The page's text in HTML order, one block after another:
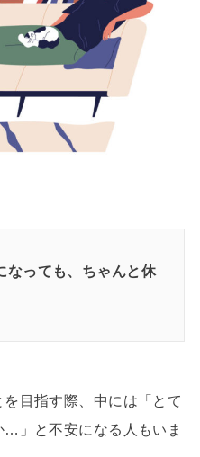
なっても、ちゃんと休
目指す際、中には「とて
」と不安になる人もいま